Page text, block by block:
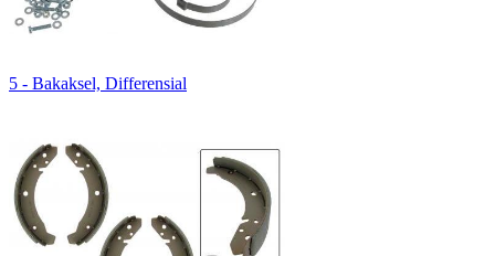
5 - Bakaksel, Differensial